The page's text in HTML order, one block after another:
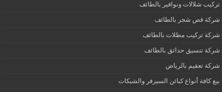
تركيب شلالات ونوافير بالطائف
شركة قص شجر بالطائف
شركة تركيب مظلات بالطائف
شركة تنسيق حدائق بالطائف
شركة تعقيم بالرياض
بيع كافة أنواع كبائن السيرفر والشبكات